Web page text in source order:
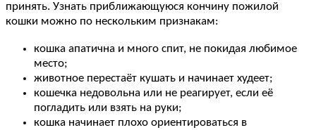
принять. Узнать приближающуюся кончину пожилой
кошки можно по нескольким признакам:
кошка апатична и много спит, не покидая любимое
место;
животное перестаёт кушать и начинает худеет;
кошечка недовольна или не реагирует, если её
погладить или взять на руки;
кошка начинает плохо ориентироваться в